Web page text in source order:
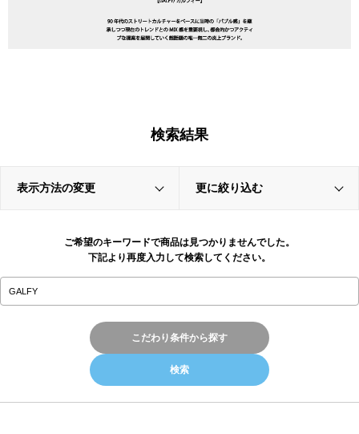
検索結果
表示方法の変更 更に絞り込む
ご希望のキーワードで商品は見つかりませんでした。
下記より再度入力して検索してください。
こだわり条件から探す